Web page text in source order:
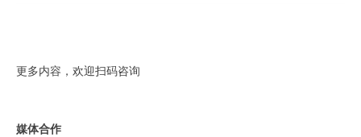
更多内容，欢迎扫码咨询
媒体合作